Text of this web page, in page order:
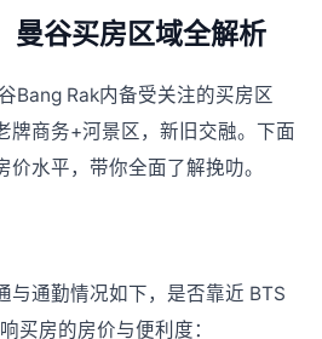
曼谷买房区域全解析
Bang Rak内备受关注的买房区
牌商务+河景区，新旧交融。下面
水平，带你全面了解挽叻。
与通勤情况如下，是否靠近 BTS
买房的房价与便利度：